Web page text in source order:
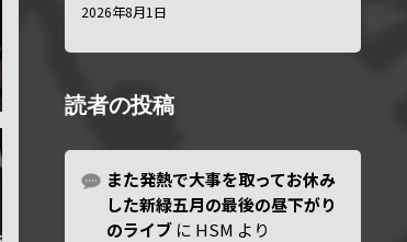
2026年8月1日
読者の投稿
また発熱で大事を取ってお休み
した新緑五月の最後の昼下がり
のライブ に HSM より